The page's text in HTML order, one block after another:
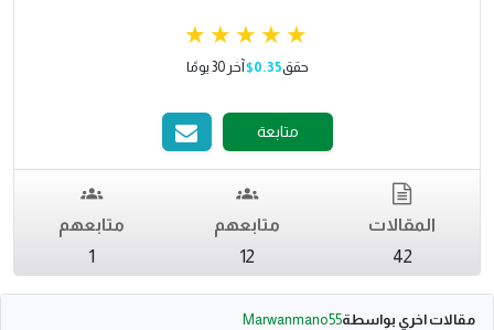
حقق$0.35آخر 30 يومًا
متابعة
المقالات
42
متابعهم
12
متابعهم
1
مقالات اخري بواسطةMarwanmano55